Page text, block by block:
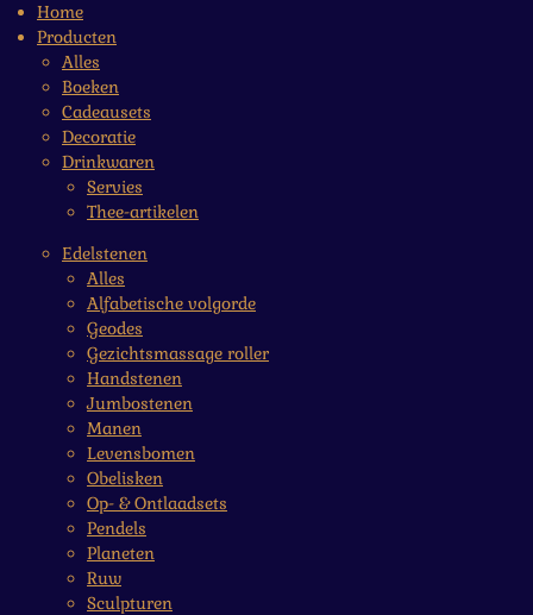
Home
Producten
Alles
Boeken
Cadeausets
Decoratie
Drinkwaren
Servies
Thee-artikelen
Edelstenen
Alles
Alfabetische volgorde
Geodes
Gezichtsmassage roller
Handstenen
Jumbostenen
Manen
Levensbomen
Obelisken
Op- & Ontlaadsets
Pendels
Planeten
Ruw
Sculpturen